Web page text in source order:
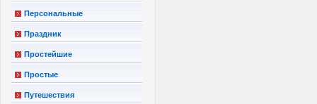
Персональные
Праздник
Простейшие
Простые
Путешествия